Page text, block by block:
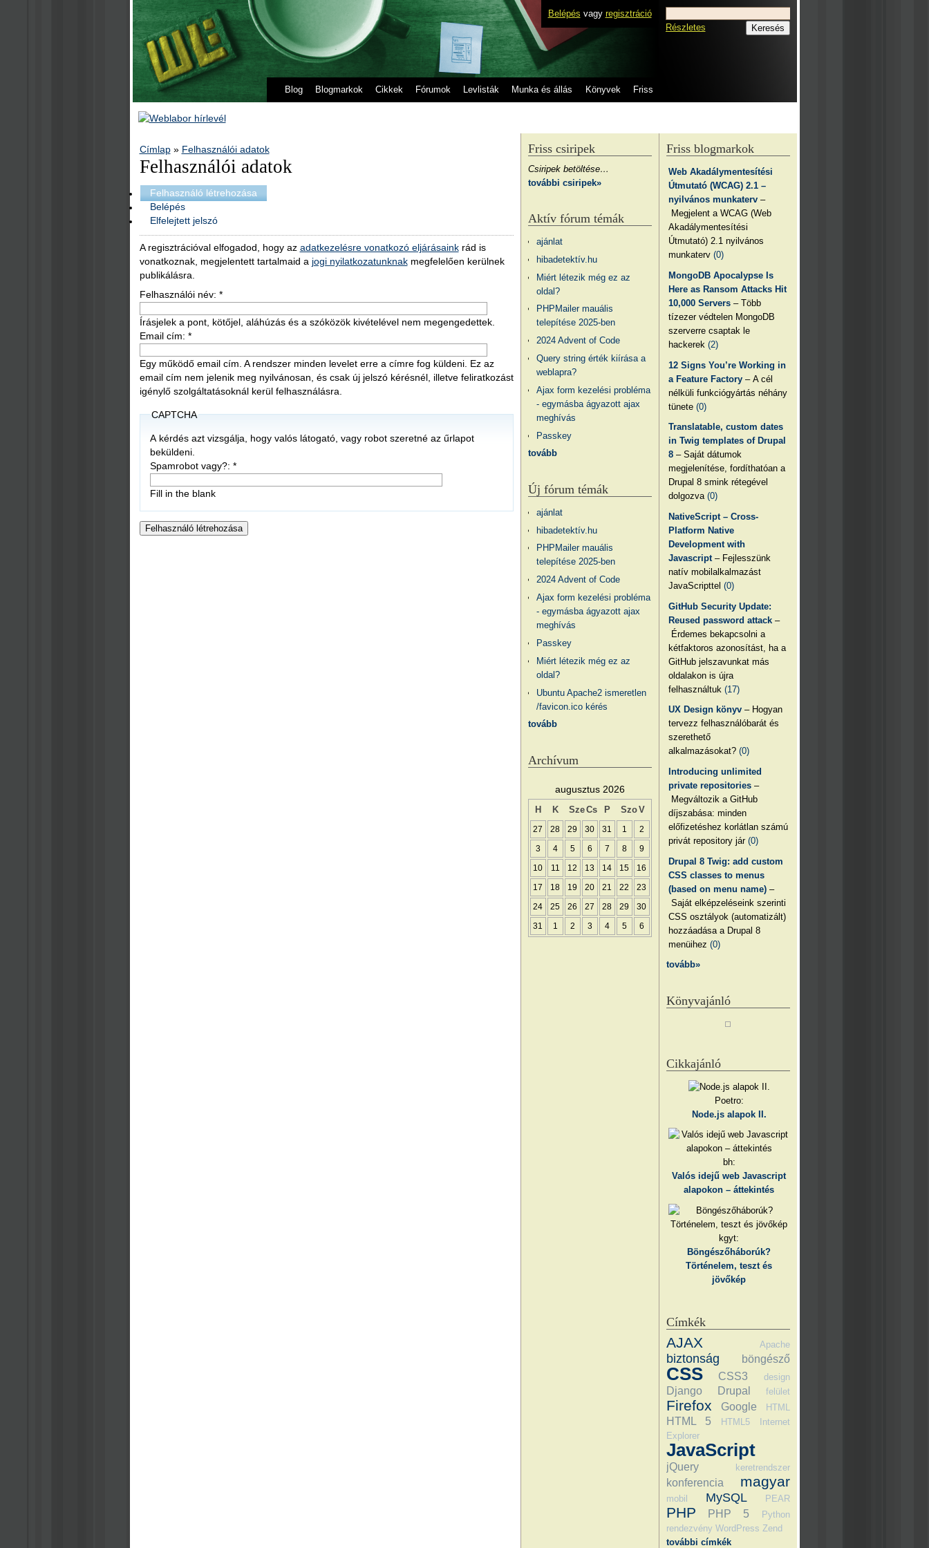
Belépés vagy regisztráció
Blog Blogmarkok Cikkek Fórumok Levlisták Munka és állás Könyvek Friss
Részletes
Címlap» Felhasználói adatok
Felhasználói adatok
Felhasználó létrehozása
Belépés
Elfelejtett jelszó
A regisztrációval elfogadod, hogy az adatkezelésre vonatkozó eljárásainkrád is
vonatkoznak, megjelentett tartalmaid a jogi nyilatkozatunknakmegfelelően kerülnek
publikálásra.
Felhasználói név: *
Írásjelek a pont, kötőjel, aláhúzás és a szóközök kivételével nem megengedettek.
Email cím: *
Egy működő email cím. A rendszer minden levelet erre a címre fog küldeni. Ez az
email cím nem jelenik meg nyilvánosan, és csak új jelszó kérésnél, illetve feliratkozást
igénylő szolgáltatásoknál kerül felhasználásra.
CAPTCHA
A kérdés azt vizsgálja, hogy valós látogató, vagy robot szeretné az űrlapot
beküldeni.
Spamrobot vagy?: *
Fill in the blank
Friss blogmarkok
Web Akadálymentesítési
Útmutató (WCAG) 2.1 –
nyilvános munkaterv –
Megjelent a WCAG (Web
Akadálymentesítési
Útmutató) 2.1 nyilvános
munkaterv(0)
MongoDB Apocalypse Is
Here as Ransom Attacks Hit
10,000 Servers – Több
tízezer védtelen MongoDB
szerverre csaptak le
hackerek(2)
12 Signs You’re Working in
a Feature Factory – A cél
nélküli funkciógyártás néhány
tünete(0)
Translatable, custom dates
in Twig templates of Drupal
8 – Saját dátumok
megjelenítése, fordíthatóan a
Drupal 8 smink rétegével
dolgozva(0)
NativeScript – Cross-
Platform Native
Development with
Javascript – Fejlesszünk
natív mobilalkalmazást
JavaScripttel(0)
GitHub Security Update:
Reused password attack –
Érdemes bekapcsolni a
kétfaktoros azonosítást, ha a
GitHub jelszavunkat más
oldalakon is újra
felhasználtuk(17)
UX Design könyv – Hogyan
tervezz felhasználóbarát és
szerethető
alkalmazásokat?(0)
Introducing unlimited
private repositories –
Megváltozik a GitHub
díjszabása: minden
előfizetéshez korlátlan számú
privát repository jár(0)
Drupal 8 Twig: add custom
CSS classes to menus
(based on menu name) –
Saját elképzeléseink szerinti
CSS osztályok (automatizált)
hozzáadása a Drupal 8
menüihez(0)
tovább»
Könyvajánló
Cikkajánló
Poetro:
Node.js alapok II.
bh:
Valós idejű web Javascript
alapokon – áttekintés
kgyt:
Böngészőháborúk?
Történelem, teszt és
jövőkép
Címkék
AJAX Apache
biztonság böngésző
CSS CSS3 design
Django Drupal felület
Firefox Google HTML
HTML 5 HTML5
Internet
Explorer
JavaScript
jQuery keretrendszer
konferencia magyar
mobil MySQL PEAR
PHP PHP 5
Python
rendezvény WordPress Zend
további címkék
Friss csiripek
Csiripek betöltése…
további csiripek»
Aktív fórum témák
ajánlat
hibadetektív.hu
Miért létezik még ez az
oldal?
PHPMailer mauális
telepítése 2025-ben
2024 Advent of Code
Query string érték kiírása a
weblapra?
Ajax form kezelési probléma
- egymásba ágyazott ajax
meghívás
Passkey
tovább
Új fórum témák
ajánlat
hibadetektív.hu
PHPMailer mauális
telepítése 2025-ben
2024 Advent of Code
Ajax form kezelési probléma
- egymásba ágyazott ajax
meghívás
Passkey
Miért létezik még ez az
oldal?
Ubuntu Apache2 ismeretlen
/favicon.ico kérés
tovább
Archívum
augusztus 2026
H K SzeCs P SzoV
27 28 29 30 31 1 2
3 4 5 6 7 8 9
10 11 12 13 14 15 16
17 18 19 20 21 22 23
24 25 26 27 28 29 30
31 1 2 3 4 5 6